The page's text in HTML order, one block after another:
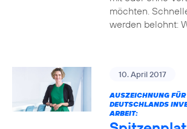
möchten.
werden belohnt:
10. April 2017
AUSZEICHNUNG
DEUTSCHLANDS
ARBEIT: